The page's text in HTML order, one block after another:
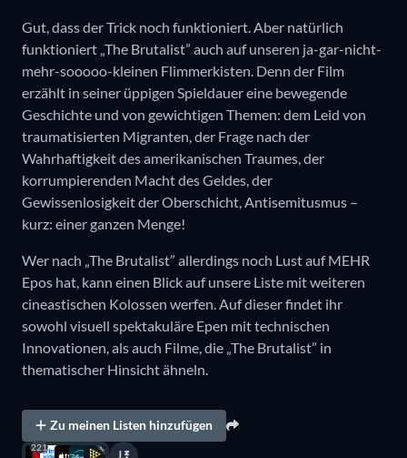
Gut, dass der Trick noch funktioniert. Aber natürlich
funktioniert „The Brutalist” auch auf unseren ja-gar-nicht-
mehr-sooooo-kleinen Flimmerkisten. Denn der Film
erzählt in seiner üppigen Spieldauer eine bewegende
Geschichte und von gewichtigen Themen: dem Leid von
traumatisierten Migranten, der Frage nach der
Wahrhaftigkeit des amerikanischen Traumes, der
korrumpierenden Macht des Geldes, der
Gewissenlosigkeit der Oberschicht, Antisemitusmus –
kurz: einer ganzen Menge!
Wer nach „The Brutalist” allerdings noch Lust auf MEHR
Epos hat, kann einen Blick auf unsere Liste mit weiteren
cineastischen Kolossen werfen. Auf dieser findet ihr
sowohl visuell spektakuläre Epen mit technischen
Innovationen, als auch Filme, die „The Brutalist” in
thematischer Hinsicht ähneln.
Zu meinen Listen hinzufügen
221